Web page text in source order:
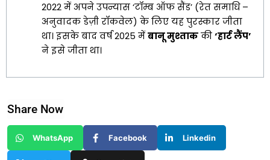
2022 में अपने उपन्यास ‘टॉम्ब ऑफ सैंड’ (रेत समाधि –
अनुवादक डेज़ी रॉकवेल) के लिए यह पुरस्कार जीता
था। इसके बाद वर्ष 2025 मेंबानू मुश्ताक की‘हार्ट लैंप’
ने इसे जीता था।
Share Now
WhatsApp Facebook Linkedin